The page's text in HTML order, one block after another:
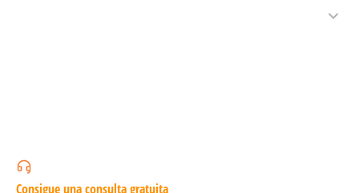
Consigue una consulta gratuita